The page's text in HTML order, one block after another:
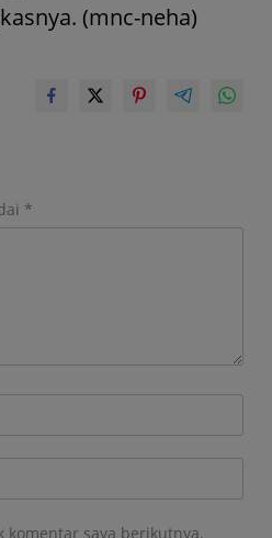
(mnc-neha)
*
komentar saya berikutnya.